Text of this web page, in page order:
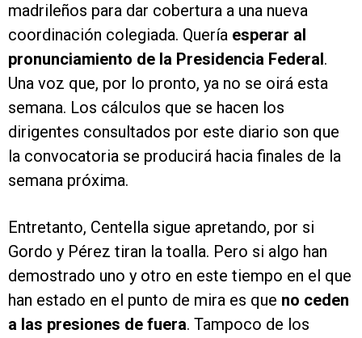
madrileños para dar cobertura a una nueva
coordinación colegiada. Quería esperar al
pronunciamiento de la Presidencia Federal.
Una voz que, por lo pronto, ya no se oirá esta
semana. Los cálculos que se hacen los
dirigentes consultados por este diario son que
la convocatoria se producirá hacia finales de la
semana próxima.
Entretanto, Centella sigue apretando, por si
Gordo y Pérez tiran la toalla. Pero si algo han
demostrado uno y otro en este tiempo en el que
han estado en el punto de mira es que no ceden
a las presiones de fuera. Tampoco de los